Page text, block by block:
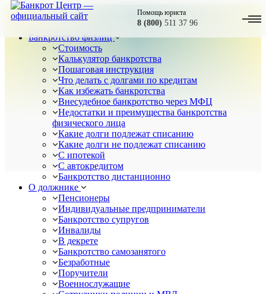
Помощь юриста
8 (800) 511 37 96
Банкротство физлиц
Стоимость
Калькулятор банкротства
Пошаговая инструкция
Что делать с долгами по кредитам
Как избежать банкротства
Внесудебное банкротство через МФЦ
Недостатки и преимущества банкротства
физического лица
Какие долги подлежат списанию
Какие долги не подлежат списанию
С ипотекой
С автокредитом
Банкротство дистанционно
О должнике
Пенсионеры
Индивидуальные предприниматели
Банкротство супругов
Инвалиды
В декрете
Банкротство самозанятого
Безработные
Поручители
Военнослужащие